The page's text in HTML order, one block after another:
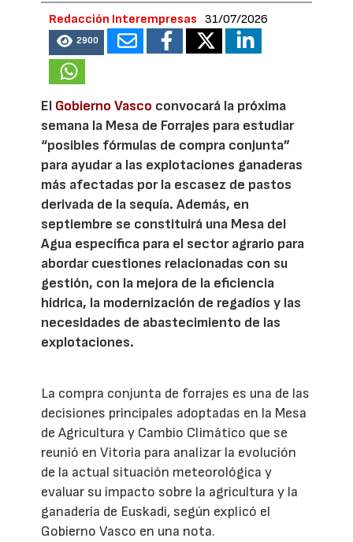
Redacción Interempresas 31/07/2026
2900
El Gobierno Vasco convocará la próxima
semana la Mesa de Forrajes para estudiar
“posibles fórmulas de compra conjunta”
para ayudar a las explotaciones ganaderas
más afectadas por la escasez de pastos
derivada de la sequía. Además, en
septiembre se constituirá una Mesa del
Agua específica para el sector agrario para
abordar cuestiones relacionadas con su
gestión, con la mejora de la eficiencia
hídrica, la modernización de regadíos y las
necesidades de abastecimiento de las
explotaciones.
La compra conjunta de forrajes es una de las
decisiones principales adoptadas en la Mesa
de Agricultura y Cambio Climático que se
reunió en Vitoria para analizar la evolución
de la actual situación meteorológica y
evaluar su impacto sobre la agricultura y la
ganadería de Euskadi, según explicó el
Gobierno Vasco en una nota.